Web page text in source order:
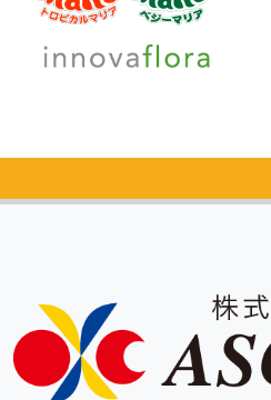
カタログ